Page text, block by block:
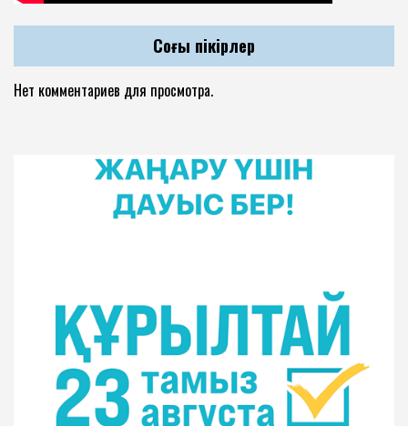
Соңғы пікірлер
Нет комментариев для просмотра.